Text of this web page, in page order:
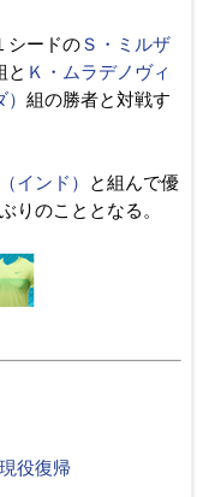
シードのＳ・ミルザ
と Ｋ・ムラデノヴィ
組の勝者と対戦す
インド）
と組んで優
りのこととなる。
役復帰